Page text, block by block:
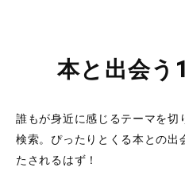
本と出会う
誰もが身近に感じるテーマを切
検索。 ぴったりとくる本との出
たされるはず！